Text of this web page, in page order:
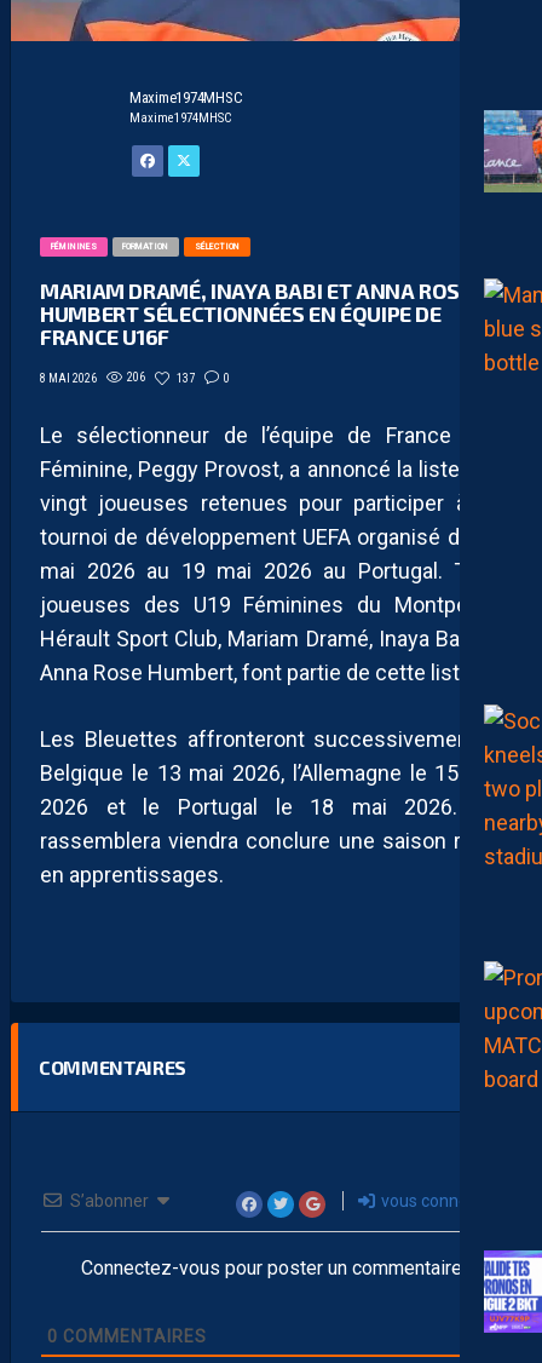
Maxime1974MHSC
Maxime1974MHSC
FÉMININES FORMATION SÉLECTION
MARIAM DRAMÉ, INAYA BABI ET ANNA ROSE
HUMBERT SÉLECTIONNÉES EN ÉQUIPE DE
FRANCE U16F
8 MAI 2026 206 137 0
Le sélectionneur de l’équipe de France U16
Féminine, Peggy Provost, a annoncé la liste des
vingt joueuses retenues pour participer à un
tournoi de développement UEFA organisé du 10
mai 2026 au 19 mai 2026 au Portugal. Trois
joueuses des U19 Féminines du Montpellier
Hérault Sport Club, Mariam Dramé, Inaya Babi et
Anna Rose Humbert, font partie de cette liste.
Les Bleuettes affronteront successivement la
Belgique le 13 mai 2026, l’Allemagne le 15 mai
2026 et le Portugal le 18 mai 2026. Ce
rassemblera viendra conclure une saison riche
en apprentissages.
COMMENTAIRES
S’abonner vous connecter
Connectez-vous pour poster un commentaire
0 COMMENTAIRES